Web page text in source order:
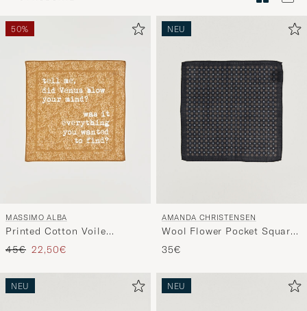
Funktion
"Mein
Stil"
zu
aktivieren
und
eine
Auswahl,
nun
50%
MASSIMO ALBA
Printed Cotton Voile
Hankerchief Bronze
Regulärer Preis
45€ Reduzierter Preis
22,50€
NEU
AMANDA CHRISTENSEN
Wool Flower Pocket Square
Navy
35€
NEU NEU